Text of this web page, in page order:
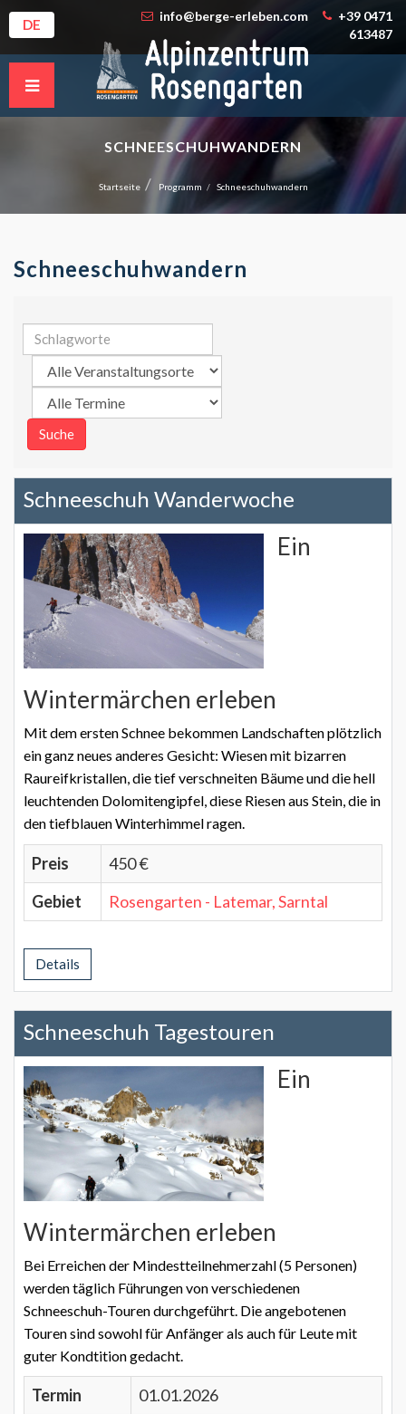
DE
info@berge-erleben.com
+39 0471
613487
SCHNEESCHUHWANDERN
Startseite Programm Schneeschuhwandern
Schneeschuhwandern
Schneeschuh Wanderwoche
Ein
Wintermärchen erleben
Mit dem ersten Schnee bekommen Landschaften plötzlich
ein ganz neues anderes Gesicht: Wiesen mit bizarren
Raureifkristallen, die tief verschneiten Bäume und die hell
leuchtenden Dolomitengipfel, diese Riesen aus Stein, die in
den tiefblauen Winterhimmel ragen.
Preis
450 €
Gebiet
Rosengarten - Latemar, Sarntal
Details
Schneeschuh Tagestouren
Ein
Wintermärchen erleben
Bei Erreichen der Mindestteilnehmerzahl (5 Personen)
werden täglich Führungen von verschiedenen
Schneeschuh-Touren durchgeführt. Die angebotenen
Touren sind sowohl für Anfänger als auch für Leute mit
guter Kondtition gedacht.
Termin
01.01.2026